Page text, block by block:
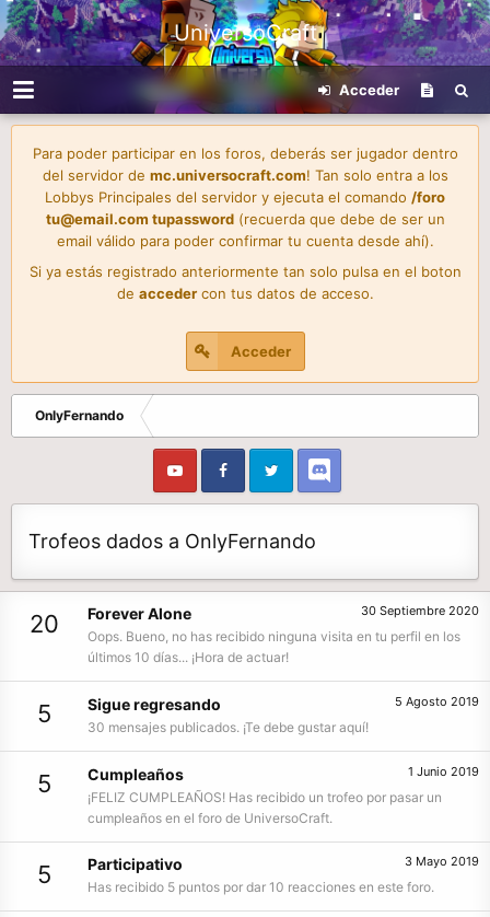
UniversoCraft
Acceder
Para poder participar en los foros, deberás ser jugador dentro
del servidor de mc.universocraft.com! Tan solo entra a los
Lobbys Principales del servidor y ejecuta el comando /foro
tu@email.com tupassword(recuerda que debe de ser un
email válido para poder confirmar tu cuenta desde ahí).
Si ya estás registrado anteriormente tan solo pulsa en el boton
de accedercon tus datos de acceso.
Acceder
OnlyFernando
Trofeos dados a OnlyFernando
20 30 Septiembre 2020
Forever Alone
Oops. Bueno, no has recibido ninguna visita en tu perfil en los
últimos 10 días... ¡Hora de actuar!
5 5 Agosto 2019
Sigue regresando
30 mensajes publicados. ¡Te debe gustar aquí!
5 1 Junio 2019
Cumpleaños
¡FELIZ CUMPLEAÑOS! Has recibido un trofeo por pasar un
cumpleaños en el foro de UniversoCraft.
5 3 Mayo 2019
Participativo
Has recibido 5 puntos por dar 10 reacciones en este foro.